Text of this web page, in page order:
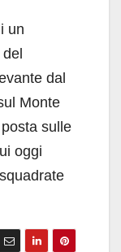
un
dal
Monte
sulle
oggi